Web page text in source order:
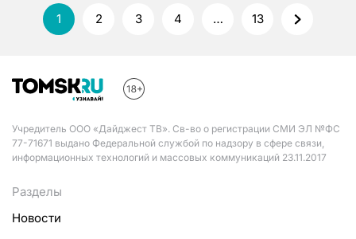
1 2 3 4 … 13
Учредитель ООО «Дайджест ТВ». Св-во о регистрации СМИ ЭЛ №ФС
77-71671 выдано Федеральной службой по надзору в сфере связи,
информационных технологий и массовых коммуникаций 23.11.2017
Разделы
Новости